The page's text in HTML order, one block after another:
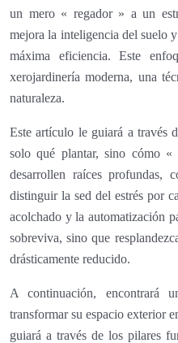
un mero « regador » a un
mejora la inteligencia del suelo
máxima eficiencia. Este
xerojardinería moderna, una
naturaleza.
Este artículo le guiará a través
solo qué plantar, sino cómo «
desarrollen raíces profundas,
distinguir la sed del estrés por
acolchado y la automatización
sobreviva, sino que
drásticamente reducido.
A continuación, encontrará
transformar su espacio exterior
guiará a través de los pilares